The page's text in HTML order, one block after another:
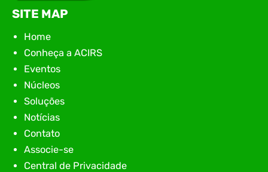
SITE MAP
Home
Conheça a ACIRS
Eventos
Núcleos
Soluções
Notícias
Contato
Associe-se
Central de Privacidade